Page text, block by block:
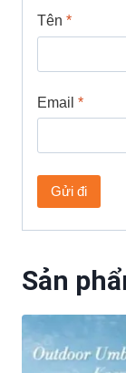
Tên *
Email *
Sản